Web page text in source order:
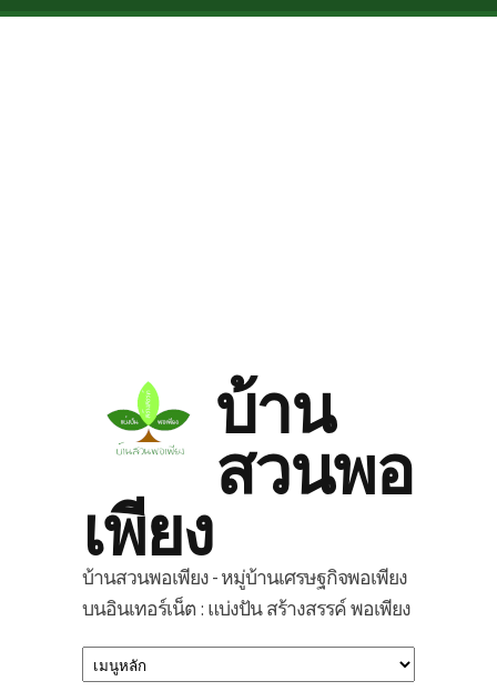
Skip to main content
บ้าน
สวนพอ
เพียง
บ้านสวนพอเพียง - หมู่บ้านเศรษฐกิจพอเพียง
บนอินเทอร์เน็ต : แบ่งปัน สร้างสรรค์ พอเพียง